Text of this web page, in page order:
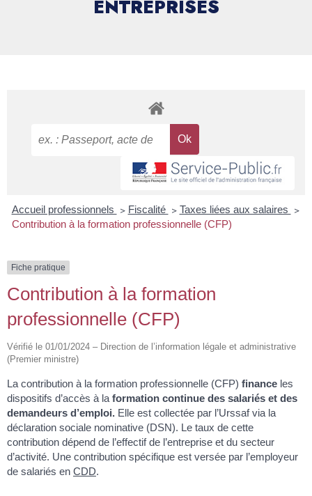
ENTREPRISES
Accueil professionnels > Fiscalité > Taxes liées aux salaires >
Contribution à la formation professionnelle (CFP)
Fiche pratique
Contribution à la formation
professionnelle (CFP)
Vérifié le 01/01/2024 – Direction de l’information légale et administrative
(Premier ministre)
La contribution à la formation professionnelle (CFP) finance les
dispositifs d’accès à laformation continue des salariés et des
demandeurs d’emploi. Elle est collectée par l’Urssaf via la
déclaration sociale nominative (DSN). Le taux de cette
contribution dépend de l’effectif de l’entreprise et du secteur
d’activité. Une contribution spécifique est versée par l’employeur
de salariés en CDD.